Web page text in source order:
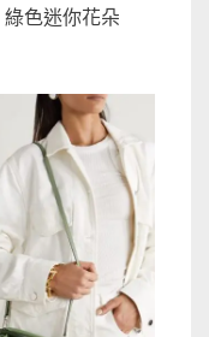
綠色迷你花朵